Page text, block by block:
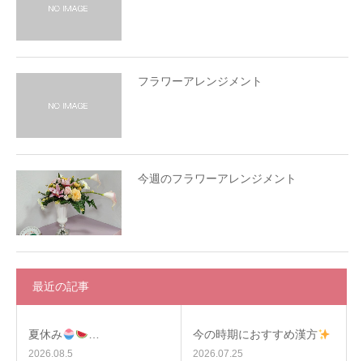
フラワーアレンジメント
今週のフラワーアレンジメント
最近の記事
夏休み
2026.08.5
今の時期におすすめ漢方
2026.07.25